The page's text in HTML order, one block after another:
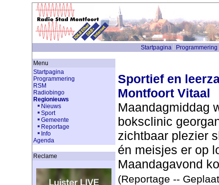
Startpagina Programmering
Menu
Startpagina
Programmering
RSM
Radiobingo
Regionieuws
Nieuws
Sport
Gemeente
Reportage
Info
Agenda
Reclame
Sportief en
Montfoort Vitaal
Maandagmiddag
boksclinic
zichtbaar plezier
én meisjes er op
Maandagavond
(Reportage --